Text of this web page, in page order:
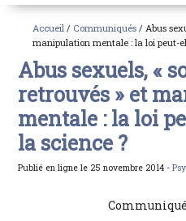
Accueil / Communiqués / Abus
manipulation mentale : la loi peut-
Abus sexuels, «
retrouvés » et
mentale : la loi
la science ?
Publié en ligne le 25 novembre 2014 -
Communiqué